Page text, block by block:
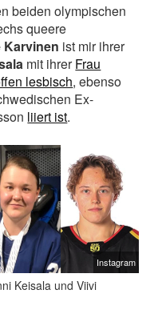
beiden olympischen
queere
Karvinen ist mir ihrer
mit ihrerFrau
lesbisch, ebenso
Ex-
liiert ist.
Instagram
Keisala und Viivi